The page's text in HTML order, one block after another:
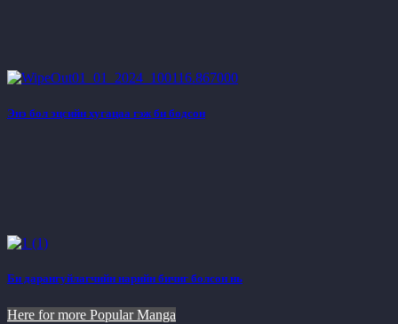
Энэ бол эцсийн хугацаа гэж би бодсон
Би дарангуйлагчийн нарийн бичиг болсон нь
Here for more Popular Manga